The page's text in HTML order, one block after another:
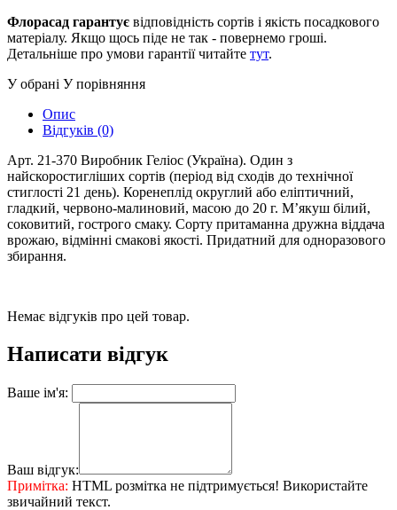
Флорасад гарантує відповідність сортів і якість посадкового
матеріалу. Якщо щось піде не так - повернемо гроші.
Детальніше про умови гарантії читайте тут.
У обрані У порівняння
Опис
Відгуків (0)
Арт. 21-370 Виробник Геліос (Україна). Один з
найскоростигліших сортів (період від сходів до технічної
стиглості 21 день). Коренеплід округлий або еліптичний,
гладкий, червоно-малиновий, масою до 20 г. М’якуш білий,
соковитий, гострого смаку. Сорту притаманна дружна віддача
врожаю, відмінні смакові якості. Придатний для одноразового
збирання.
Немає відгуків про цей товар.
Написати відгук
Ваше ім'я:
Ваш відгук:
Примітка: HTML розмітка не підтримується! Використайте
звичайний текст.